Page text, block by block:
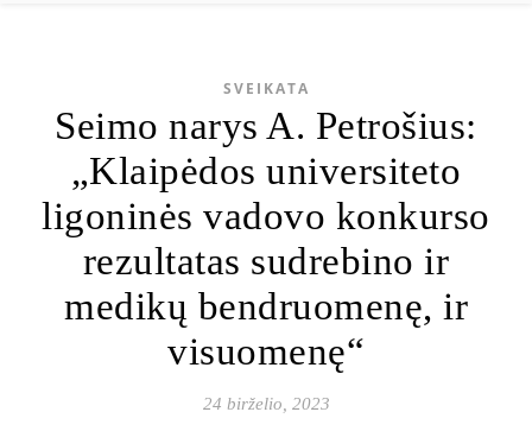
SVEIKATA
Seimo narys A. Petrošius:
„Klaipėdos universiteto
ligoninės vadovo konkurso
rezultatas sudrebino ir
medikų bendruomenę, ir
visuomenę“
24 birželio, 2023